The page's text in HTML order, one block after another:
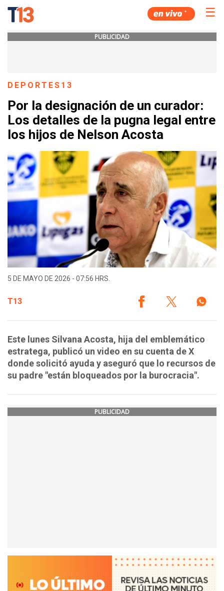
☰
PUBLICIDAD
DEPORTES13
Por la designación de un curador:
Los detalles de la pugna legal entre
los hijos de Nelson Acosta
5 DE MAYO DE 2026 - 07:56 HRS.
T13
Este lunes Silvana Acosta, hija del emblemático
estratega, publicó un video en su cuenta de X
donde solicitó ayuda y aseguró que lo recursos de
su padre "están bloqueados por la burocracia".
PUBLICIDAD